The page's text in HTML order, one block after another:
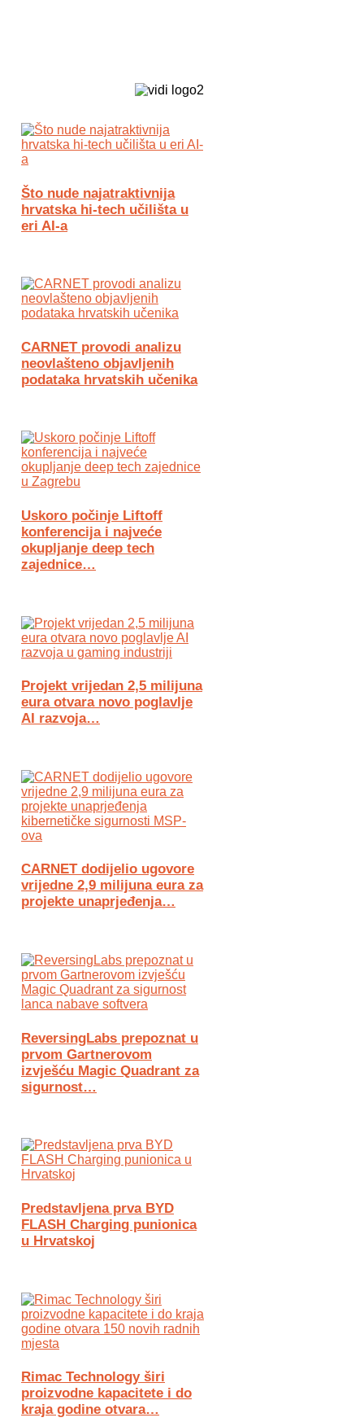
Što nude najatraktivnija
hrvatska hi-tech učilišta u
eri AI-a
CARNET provodi analizu
neovlašteno objavljenih
podataka hrvatskih učenika
Uskoro počinje Liftoff
konferencija i najveće
okupljanje deep tech
zajednice…
Projekt vrijedan 2,5 milijuna
eura otvara novo poglavlje
AI razvoja…
CARNET dodijelio ugovore
vrijedne 2,9 milijuna eura za
projekte unaprjeđenja…
ReversingLabs prepoznat u
prvom Gartnerovom
izvješću Magic Quadrant za
sigurnost…
Predstavljena prva BYD
FLASH Charging punionica
u Hrvatskoj
Rimac Technology širi
proizvodne kapacitete i do
kraja godine otvara…